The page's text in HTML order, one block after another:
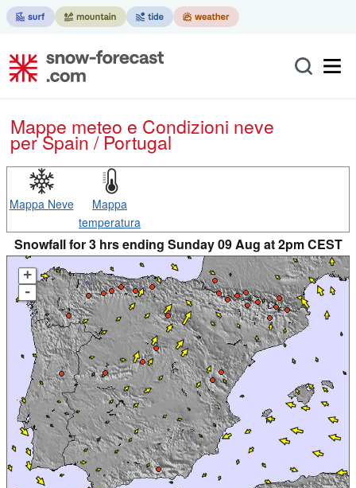
Mappe meteo e Condizioni neve
per Spain / Portugal
Mappa Neve
Mappa
temperatura
Snowfall for 3 hrs ending Sunday 09 Aug at 2pm CEST
+
-